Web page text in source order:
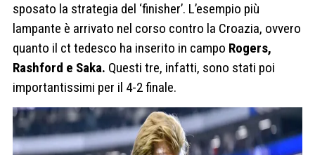
sposato la strategia del ‘finisher’. L’esempio più
lampante è arrivato nel corso contro la Croazia, ovvero
quanto il ct tedesco ha inserito in campo Rogers,
Rashford e Saka. Questi tre, infatti, sono stati poi
importantissimi per il 4-2 finale.